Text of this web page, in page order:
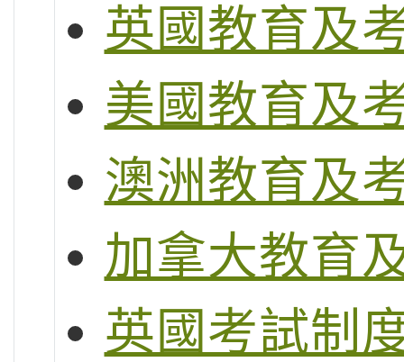
英國教育及
美國教育及
澳洲教育及
加拿大教育
英國考試制